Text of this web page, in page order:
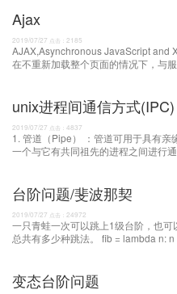
Ajax
2019/07/27 点击： 2185
AJAX,Asynchronous JavaScript and
在不重新加载整个页面的情况下，与
unix进程间通信方式(IPC)
2019/07/27 点击： 4837
1. 管道（Pipe） ：管道可用于具有
一个与它有共同祖先的进程之间进行
台阶问题/斐波那契
2019/07/27 点击： 24972
一只青蛙一次可以跳上1级台阶，也
总共有多少种跳法。 fib = lambda n:
变态台阶问题